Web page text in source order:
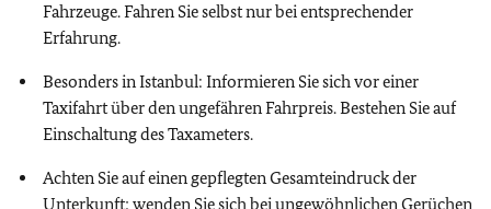
Fahrzeuge. Fahren Sie selbst nur bei entsprechender
Erfahrung.
Besonders in Istanbul: Informieren Sie sich vor einer
Taxifahrt über den ungefähren Fahrpreis. Bestehen Sie auf
Einschaltung des Taxameters.
Achten Sie auf einen gepflegten Gesamteindruck der
Unterkunft; wenden Sie sich bei ungewöhnlichen Gerüchen